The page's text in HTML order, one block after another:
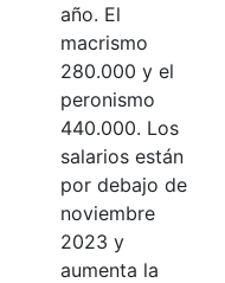
año. El
macrismo
280.000 y el
peronismo
440.000. Los
salarios están
por debajo de
noviembre
2023 y
aumenta la